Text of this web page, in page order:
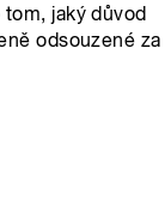
jaký důvod
odsouzené za